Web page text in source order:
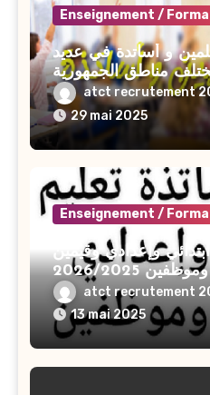
Enseignement /
و أساتدة في عديد
مناطق الجمهورية
2025-2026
atct recrutement
29 mai 2025
Enseignement /
وإعدادي وقيمين
وموظفين 2026/2025
atct recrutement
13 mai 2025